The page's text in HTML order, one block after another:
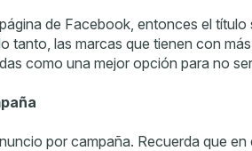
de Facebook, entonces el
tanto, las marcas que tienen con
como una mejor opción para no
por campaña. Recuerda que en